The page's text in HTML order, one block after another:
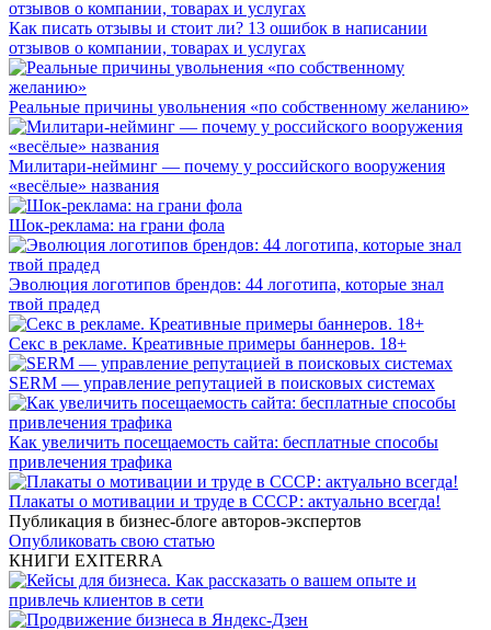
Как писать отзывы и стоит ли? 13 ошибок в написании
отзывов о компании, товарах и услугах
Реальные причины увольнения «по собственному желанию»
Милитари-нейминг — почему у российского вооружения
«весёлые» названия
Шок-реклама: на грани фола
Эволюция логотипов брендов: 44 логотипа, которые знал
твой прадед
Секс в рекламе. Креативные примеры баннеров. 18+
SERM — управление репутацией в поисковых системах
Как увеличить посещаемость сайта: бесплатные способы
привлечения трафика
Плакаты о мотивации и труде в СССР: актуально всегда!
Публикация в бизнес-блоге авторов-экспертов
Опубликовать свою статью
КНИГИ EXITERRA